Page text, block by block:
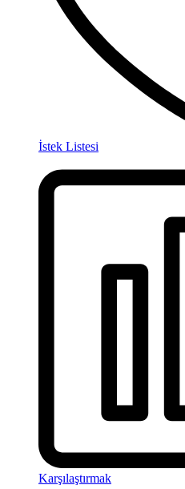
İstek Listesi
Karşılaştırmak